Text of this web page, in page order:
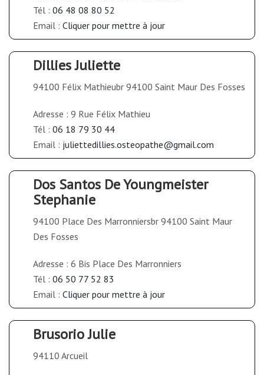
Tél : 06 48 08 80 52
Email : Cliquer pour mettre à jour
Dillies Juliette
94100 Félix Mathieubr 94100 Saint Maur Des Fosses
Adresse : 9 Rue Félix Mathieu
Tél : 06 18 79 30 44
Email : juliettedillies.osteopathe@gmail.com
Dos Santos De Youngmeister
Stephanie
94100 Place Des Marronniersbr 94100 Saint Maur
Des Fosses
Adresse : 6 Bis Place Des Marronniers
Tél : 06 50 77 52 83
Email : Cliquer pour mettre à jour
Brusorio Julie
94110 Arcueil